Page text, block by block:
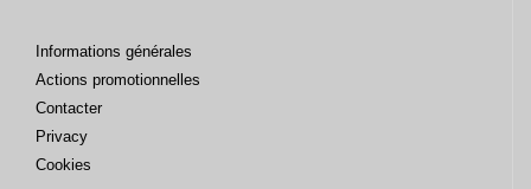
Informations générales
Actions promotionnelles
Contacter
Privacy
Cookies